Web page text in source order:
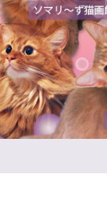
Lapis
Lucia
Lycka